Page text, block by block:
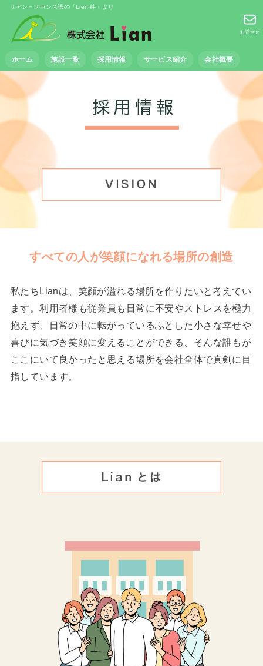
リアン＝フランス語の「Lien 絆」より
ホーム 施設一覧 採用情報 サービス紹介 会社概要
お問合せ
すべての人が笑顔になれる場所の創造
私たちLianは、笑顔が溢れる場所を作りたいと考えてい
ます。利用者様も従業員も日常に不安やストレスを極力
抱えず、日常の中に転がっているふとした小さな幸せや
喜びに気づき笑顔に変えることができる、そんな誰もが
ここにいて良かったと思える場所を会社全体で真剣に目
指しています。